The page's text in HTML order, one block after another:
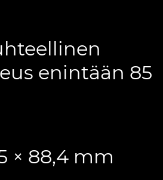
enintään 85
× 88,4 mm